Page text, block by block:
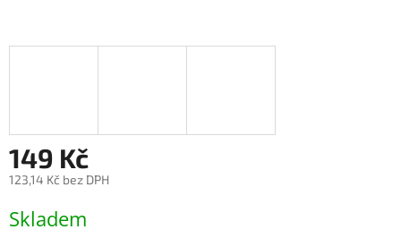
149 Kč
123,14 Kč bez DPH
cena:
Skladem